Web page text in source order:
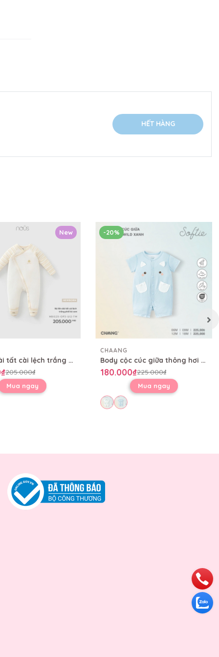
HẾT HÀNG
New
Bộ liền dài tất cài lệch trắng phối kẻ cam
205.000₫
Mua ngay
-20%
CHAANG
Body cộc cúc giữa thông hơi Wild
180.000₫225.000₫
Mua ngay